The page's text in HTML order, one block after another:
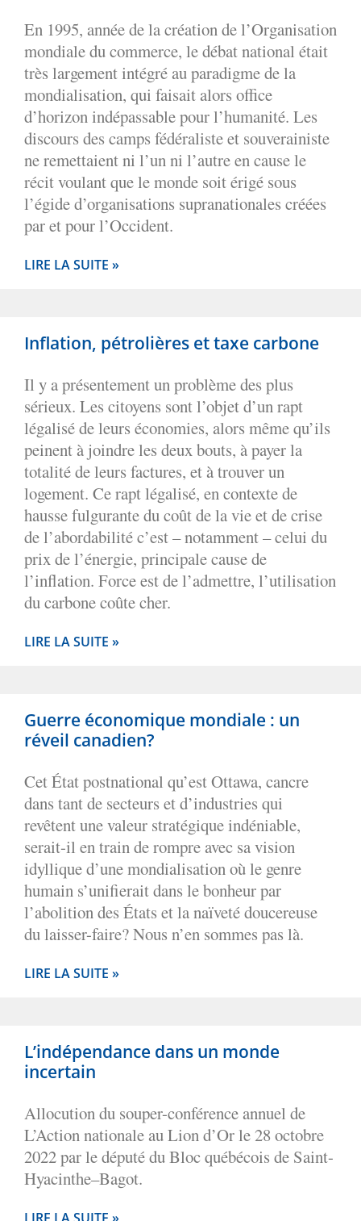
En 1995, année de la création de l’Organisation
mondiale du commerce, le débat national était
très largement intégré au paradigme de la
mondialisation, qui faisait alors office
d’horizon indépassable pour l’humanité. Les
discours des camps fédéraliste et souverainiste
ne remettaient ni l’un ni l’autre en cause le
récit voulant que le monde soit érigé sous
l’égide d’organisations supranationales créées
par et pour l’Occident.
LIRE LA SUITE »
Inflation, pétrolières et taxe carbone
Il y a présentement un problème des plus
sérieux. Les citoyens sont l’objet d’un rapt
légalisé de leurs économies, alors même qu’ils
peinent à joindre les deux bouts, à payer la
totalité de leurs factures, et à trouver un
logement. Ce rapt légalisé, en contexte de
hausse fulgurante du coût de la vie et de crise
de l’abordabilité c’est – notamment – celui du
prix de l’énergie, principale cause de
l’inflation. Force est de l’admettre, l’utilisation
du carbone coûte cher.
LIRE LA SUITE »
Guerre économique mondiale : un
réveil canadien?
Cet État postnational qu’est Ottawa, cancre
dans tant de secteurs et d’industries qui
revêtent une valeur stratégique indéniable,
serait-il en train de rompre avec sa vision
idyllique d’une mondialisation où le genre
humain s’unifierait dans le bonheur par
l’abolition des États et la naïveté doucereuse
du laisser-faire? Nous n’en sommes pas là.
LIRE LA SUITE »
L’indépendance dans un monde
incertain
Allocution du souper-conférence annuel de
L’Action nationale au Lion d’Or le 28 octobre
2022 par le député du Bloc québécois de Saint-
Hyacinthe–Bagot.